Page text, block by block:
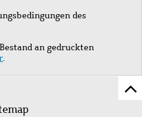
des
an gedruckten
.